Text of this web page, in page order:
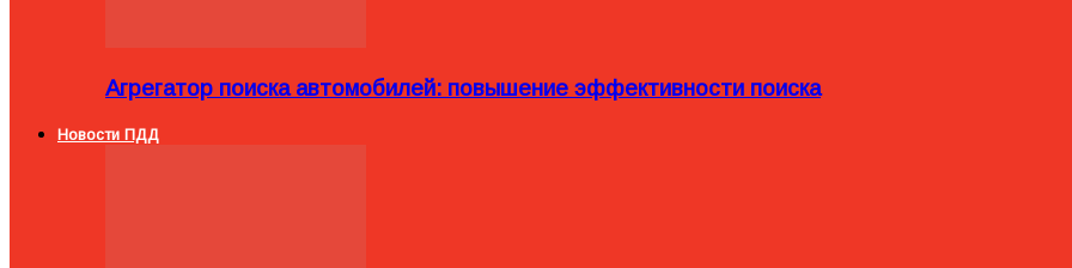
Агрегатор поиска автомобилей: повышение эффективности поиска
Новости ПДД